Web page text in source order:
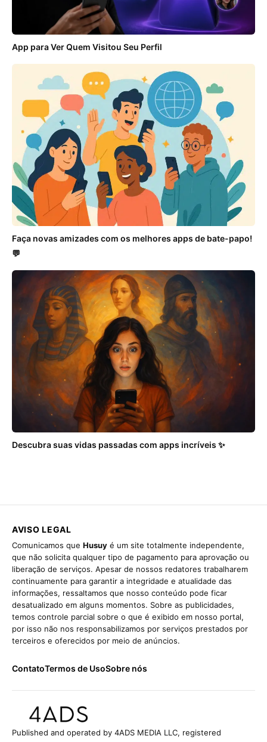
App para Ver Quem Visitou Seu Perfil
Faça novas amizades com os melhores apps de bate-papo!
💬
Descubra suas vidas passadas com apps incríveis ✨
AVISO LEGAL
Comunicamos que Husuy é um site totalmente independente,
que não solicita qualquer tipo de pagamento para aprovação ou
liberação de serviços. Apesar de nossos redatores trabalharem
continuamente para garantir a integridade e atualidade das
informações, ressaltamos que nosso conteúdo pode ficar
desatualizado em alguns momentos. Sobre as publicidades,
temos controle parcial sobre o que é exibido em nosso portal,
por isso não nos responsabilizamos por serviços prestados por
terceiros e oferecidos por meio de anúncios.
ContatoTermos de UsoSobre nós
Published and operated by 4ADS MEDIA LLC, registered